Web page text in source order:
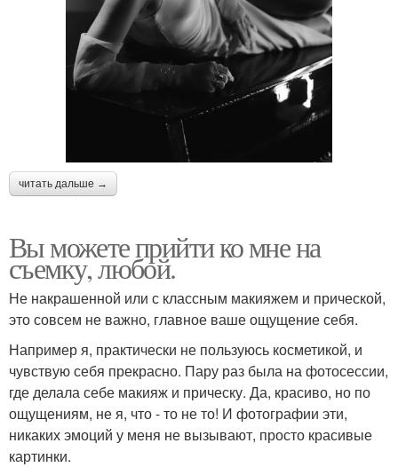
читать дальше →
Вы можете прийти ко мне на
съемку, любой.
Не накрашенной или с классным макияжем и прической,
это совсем не важно, главное ваше ощущение себя.
Например я, практически не пользуюсь косметикой, и
чувствую себя прекрасно. Пару раз была на фотосессии,
где делала себе макияж и прическу. Да, красиво, но по
ощущениям, не я, что - то не то! И фотографии эти,
никаких эмоций у меня не вызывают, просто красивые
картинки.